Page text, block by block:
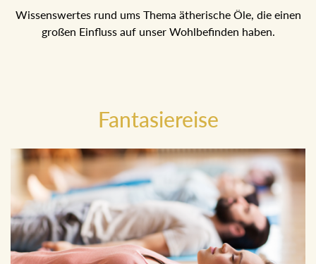
Wissenswertes rund ums Thema ätherische Öle, die einen
großen Einfluss auf unser Wohlbefinden haben.
Fantasiereise